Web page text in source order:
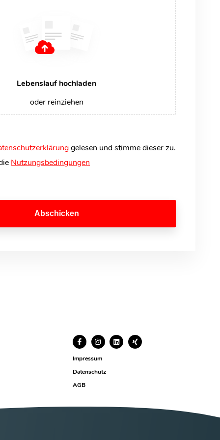
Lebenslauf hochladen
oder reinziehen
gelesen und stimme dieser zu.
Nutzungsbedingungen
Abschicken
Impressum
Datenschutz
AGB